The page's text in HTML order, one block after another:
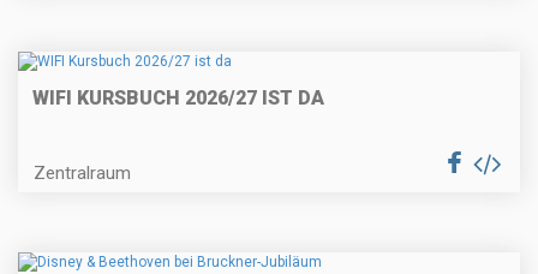
WIFI KURSBUCH 2026/27 IST DA
Zentralraum